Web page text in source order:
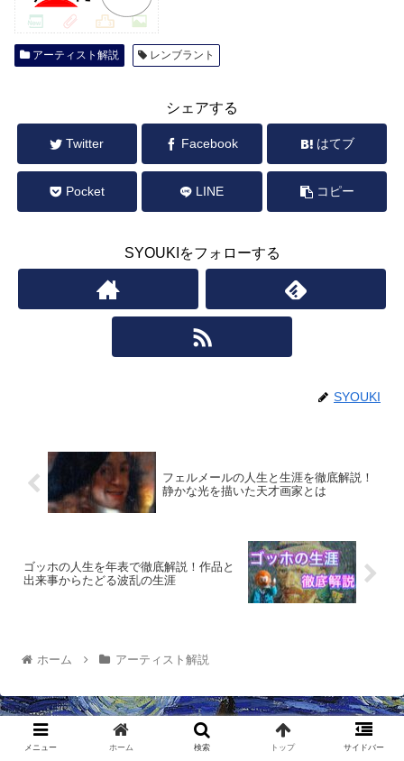
アーティスト解説 レンブラント
シェアする
Twitter Facebook はてブ
Pocket LINE コピー
SYOUKIをフォローする
SYOUKI
フェルメールの人生と生涯を徹底解説！
静かな光を描いた天才画家とは
ゴッホの人生を年表で徹底解説！作品と
出来事からたどる波乱の生涯
ホーム アーティスト解説
メニュー ホーム 検索 トップ サイドバー